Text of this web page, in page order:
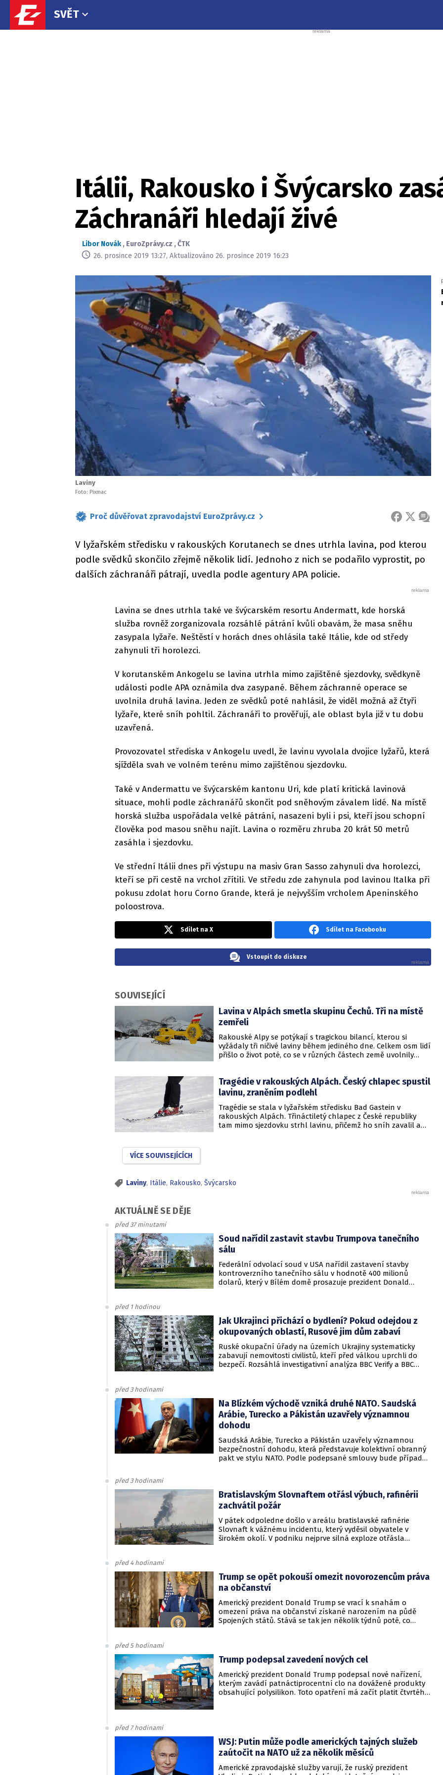
SVĚT
Itálii, Rakousko i Švýcarsko
Záchranáři hledají živé
Libor Novák , EuroZprávy.cz ,ČTK
26. prosince 2019 13:27, Aktualizováno 26. prosince 2019 16:23
Laviny
Foto: Pixmac
Proč důvěřovat zpravodajství EuroZprávy.cz FACEBOOK
X
V lyžařském středisku v rakouských Korutanech se dnes utrhla lavina, pod kterou
podle svědků skončilo zřejmě několik lidí. Jednoho z nich se podařilo vyprostit, po
dalších záchranáři pátrají, uvedla podle agentury APA policie.
Lavina se dnes utrhla také ve švýcarském resortu Andermatt, kde horská
služba rovněž zorganizovala rozsáhlé pátrání kvůli obavám, že masa sněhu
zasypala lyžaře. Neštěstí v horách dnes ohlásila také Itálie, kde od středy
zahynuli tři horolezci.
V korutanském Ankogelu se lavina utrhla mimo zajištěné sjezdovky, svědkyně
události podle APA oznámila dva zasypané. Během záchranné operace se
uvolnila druhá lavina. Jeden ze svědků poté nahlásil, že viděl možná až čtyři
lyžaře, které sníh pohltil. Záchranáři to prověřují, ale oblast byla již v tu dobu
uzavřená.
Provozovatel střediska v Ankogelu uvedl, že lavinu vyvolala dvojice lyžařů, která
sjížděla svah ve volném terénu mimo zajištěnou sjezdovku.
Také v Andermattu ve švýcarském kantonu Uri, kde platí kritická lavinová
situace, mohli podle záchranářů skončit pod sněhovým závalem lidé. Na místě
horská služba uspořádala velké pátrání, nasazeni byli i psi, kteří jsou schopní
člověka pod masou sněhu najít. Lavina o rozměru zhruba 20 krát 50 metrů
zasáhla i sjezdovku.
Ve střední Itálii dnes při výstupu na masiv Gran Sasso zahynuli dva horolezci,
kteří se při cestě na vrchol zřítili. Ve středu zde zahynula pod lavinou Italka při
pokusu zdolat horu Corno Grande, která je nejvyšším vrcholem Apeninského
poloostrova.
Sdílet na X Sdílet na Facebooku
Vstoupit do diskuze
SOUVISEJÍCÍ
Lavina v Alpách smetla skupinu Čechů. Tři na místě
zemřeli
Rakouské Alpy se potýkají s tragickou bilancí, kterou si
vyžádaly tři ničivé laviny během jediného dne. Celkem osm lidí
přišlo o život poté, co se v různých částech země uvolnily
Tragédie v rakouských Alpách. Český chlapec spustil
lavinu, zraněním podlehl
Tragédie se stala v lyžařském středisku Bad Gastein v
rakouských Alpách. Třináctiletý chlapec z České republiky
tam mimo sjezdovku strhl lavinu, přičemž ho sníh zavalil a
VÍCE SOUVISEJÍCÍCH
Laviny, Itálie, Rakousko, Švýcarsko
AKTUÁLNĚ SE DĚJE
před 37 minutami
Soud nařídil zastavit stavbu Trumpova tanečního
sálu
Federální odvolací soud v USA nařídil zastavení stavby
kontroverzního tanečního sálu v hodnotě 400 milionů
dolarů, který v Bílém domě prosazuje prezident Donald
před 1 hodinou
Jak Ukrajinci přichází o bydlení? Pokud odejdou z
okupovaných oblastí, Rusové jim dům zabaví
Ruské okupační úřady na územích Ukrajiny systematicky
zabavují nemovitosti civilistů, kteří před válkou uprchli do
bezpečí. Rozsáhlá investigativní analýza BBC Verify a BBC
před 3 hodinami
Na Blízkém východě vzniká druhé NATO. Saudská
Arábie, Turecko a Pákistán uzavřely významnou
dohodu
Saudská Arábie, Turecko a Pákistán uzavřely významnou
bezpečnostní dohodu, která představuje kolektivní obranný
pakt ve stylu NATO. Podle podepsané smlouvy bude případný
před 3 hodinami
Bratislavským Slovnaftem otřásl výbuch, rafinérii
zachvátil požár
V pátek odpoledne došlo v areálu bratislavské rafinérie
Slovnaft k vážnému incidentu, který vyděsil obyvatele v
širokém okolí. V podniku nejprve silná exploze otřásla
před 4 hodinami
Trump se opět pokouší omezit novorozencům práva
na občanství
Americký prezident Donald Trump se vrací k snahám o
omezení práva na občanství získané narozením na půdě
Spojených států. Stává se tak jen několik týdnů poté, co
před 5 hodinami
Trump podepsal zavedení nových cel
Americký prezident Donald Trump podepsal nové nařízení,
kterým zavádí patnáctiprocentní clo na dovážené produkty
obsahující polysilikon. Toto opatření má začít platit čtvrtého
před 7 hodinami
WSJ: Putin může podle amerických tajných služeb
zaútočit na NATO už za několik měsíců
Americké zpravodajské služby varují, že ruský prezident